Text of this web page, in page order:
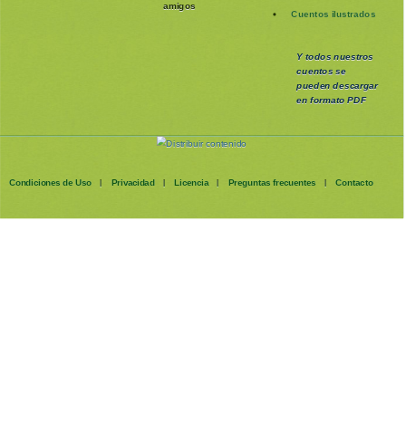
amigos
Cuentos ilustrados
Y todos nuestros
cuentos se
puedendescargar
en formato PDF
Condiciones de Uso | Privacidad | Licencia | Preguntas frecuentes | Contacto